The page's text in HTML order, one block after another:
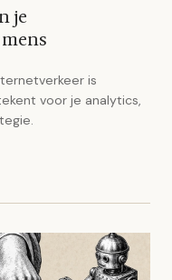
je
is
voor je analytics,